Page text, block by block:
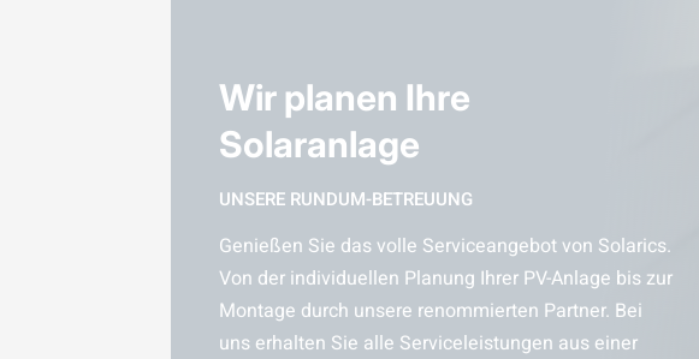
Wir planen Ihre
Solaranlage
UNSERE RUNDUM-BETREUUNG
Genießen Sie das volle Serviceangebot von Solarics.
Von der individuellen Planung Ihrer PV-Anlage bis zur
Montage durch unsere renommierten Partner. Bei
uns erhalten Sie alle Serviceleistungen aus einer